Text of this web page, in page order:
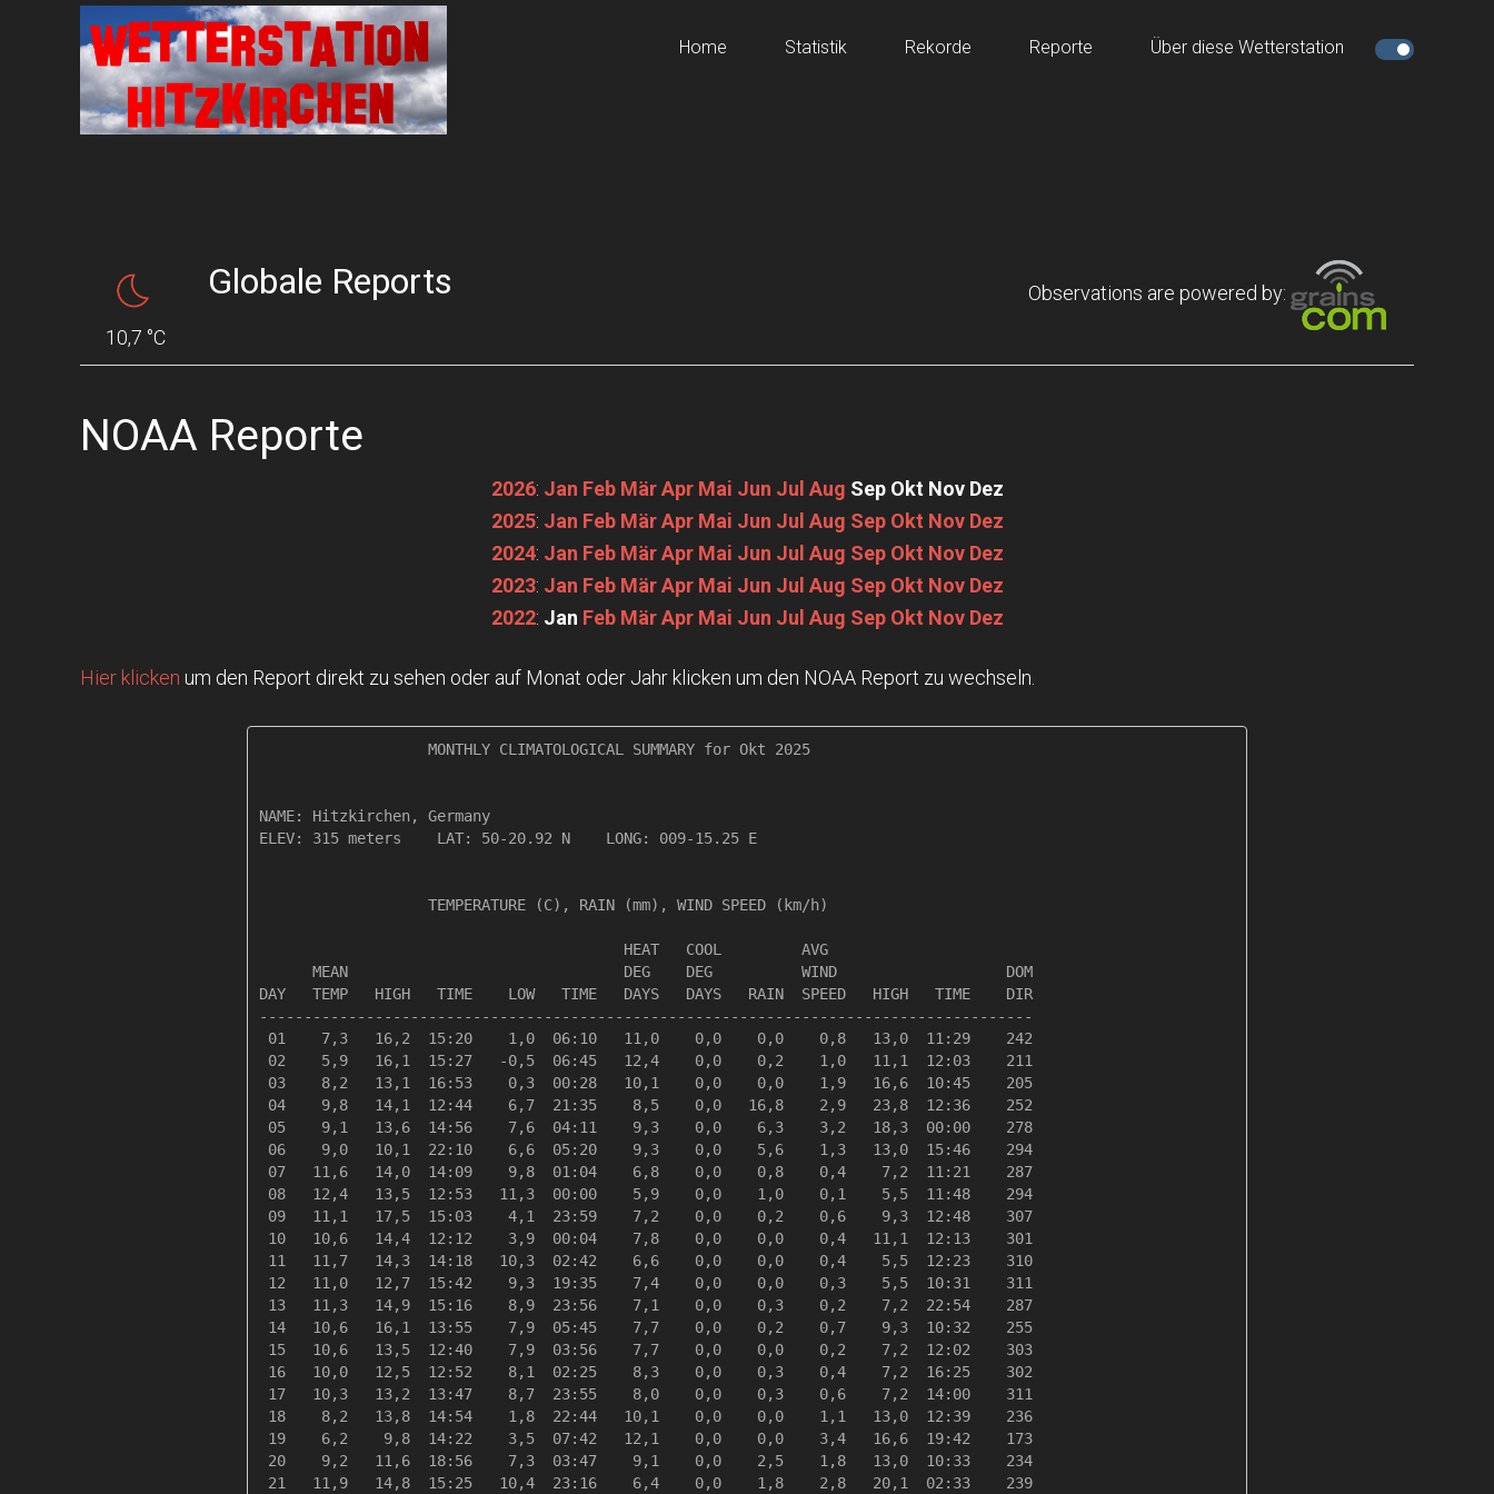
Home Statistik Rekorde Reporte Über diese Wetterstation
10,7 °C
Globale Reports Observations are powered by:
NOAA Reporte
2026: Jan Feb Mär Apr Mai Jun Jul Aug Sep Okt Nov Dez
2025: Jan Feb Mär Apr Mai Jun Jul Aug Sep Okt Nov Dez
2024: Jan Feb Mär Apr Mai Jun Jul Aug Sep Okt Nov Dez
2023: Jan Feb Mär Apr Mai Jun Jul Aug Sep Okt Nov Dez
2022: Jan Feb Mär Apr Mai Jun Jul Aug Sep Okt Nov Dez
Hier klicken um den Report direkt zu sehen oder auf Monat oder Jahr klicken um den NOAA Report zu wechseln.
                   MONTHLY CLIMATOLOGICAL SUMMARY for Okt 2025
NAME: Hitzkirchen, Germany
ELEV: 315 meters    LAT: 50-20.92 N    LONG: 009-15.25 E
                   TEMPERATURE (C), RAIN (mm), WIND SPEED (km/h)
                                         HEAT   COOL         AVG
      MEAN                               DEG    DEG          WIND                   DOM
DAY   TEMP   HIGH   TIME    LOW   TIME   DAYS   DAYS   RAIN  SPEED   HIGH   TIME    DIR
---------------------------------------------------------------------------------------
01    7,3   16,2  15:20    1,0  06:10   11,0    0,0    0,0    0,8   13,0  11:29    242
02    5,9   16,1  15:27   -0,5  06:45   12,4    0,0    0,2    1,0   11,1  12:03    211
03    8,2   13,1  16:53    0,3  00:28   10,1    0,0    0,0    1,9   16,6  10:45    205
04    9,8   14,1  12:44    6,7  21:35    8,5    0,0   16,8    2,9   23,8  12:36    252
05    9,1   13,6  14:56    7,6  04:11    9,3    0,0    6,3    3,2   18,3  00:00    278
06    9,0   10,1  22:10    6,6  05:20    9,3    0,0    5,6    1,3   13,0  15:46    294
07   11,6   14,0  14:09    9,8  01:04    6,8    0,0    0,8    0,4    7,2  11:21    287
08   12,4   13,5  12:53   11,3  00:00    5,9    0,0    1,0    0,1    5,5  11:48    294
09   11,1   17,5  15:03    4,1  23:59    7,2    0,0    0,2    0,6    9,3  12:48    307
10   10,6   14,4  12:12    3,9  00:04    7,8    0,0    0,0    0,4   11,1  12:13    301
11   11,7   14,3  14:18   10,3  02:42    6,6    0,0    0,0    0,4    5,5  12:23    310
12   11,0   12,7  15:42    9,3  19:35    7,4    0,0    0,0    0,3    5,5  10:31    311
13   11,3   14,9  15:16    8,9  23:56    7,1    0,0    0,3    0,2    7,2  22:54    287
14   10,6   16,1  13:55    7,9  05:45    7,7    0,0    0,2    0,7    9,3  10:32    255
15   10,6   13,5  12:40    7,9  03:56    7,7    0,0    0,0    0,2    7,2  12:02    303
16   10,0   12,5  12:52    8,1  02:25    8,3    0,0    0,3    0,4    7,2  16:25    302
17   10,3   13,2  13:47    8,7  23:55    8,0    0,0    0,3    0,6    7,2  14:00    311
18    8,2   13,8  14:54    1,8  22:44   10,1    0,0    0,0    1,1   13,0  12:39    236
19    6,2    9,8  14:22    3,5  07:42   12,1    0,0    0,0    3,4   16,6  19:42    173
20    9,2   11,6  18:56    7,3  03:47    9,1    0,0    2,5    1,8   13,0  10:33    234
21   11,9   14,8  15:25   10,4  23:16    6,4    0,0    1,8    2,8   20,1  02:33    239